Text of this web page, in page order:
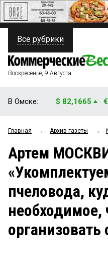
ПОЛИТИКА
ФИНАНСЫ
ОБЩЕСТВО
ЗАКОН
НОВОСТИ КОМПАНИЙ
ПРОИСШЕСТВИЯ
СТИЛЬ ЖИЗНИ
Все рубрики
Воскресенье, 9 Августа
В Омске: $ 82,1665
Главная → Архив газеты →
Артем
пчеловода,
необходимое,
организовать